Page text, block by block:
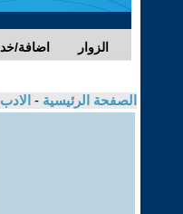
اضافة/ الزوار
الصفحة الرئيسية -